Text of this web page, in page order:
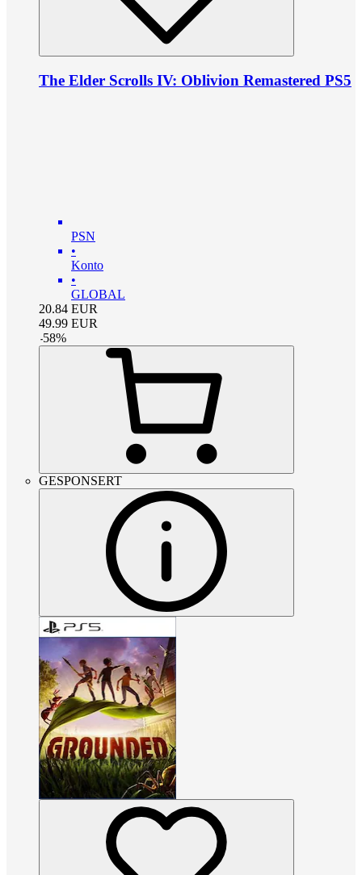
The Elder Scrolls IV: Oblivion Remastered PS5
PSN
•
Konto
•
GLOBAL
20.84 EUR
49.99 EUR
-58%
GESPONSERT